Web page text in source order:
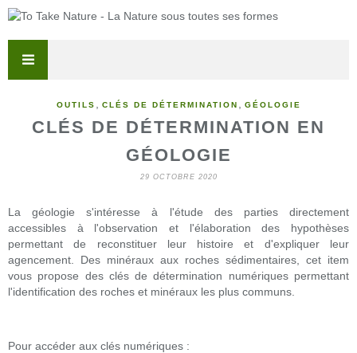
OUTILS CLÉS DE DÉTERMINATION GÉOLOGIE
CLÉS DE DÉTERMINATION EN
GÉOLOGIE
29 OCTOBRE 2020
La géologie s'intéresse à l'étude des parties directement
accessibles à l'observation et l'élaboration des hypothèses
permettant de reconstituer leur histoire et d'expliquer leur
agencement. Des minéraux aux roches sédimentaires, cet item
vous propose des clés de détermination numériques permettant
l'identification des roches et minéraux les plus communs.
Pour accéder aux clés numériques :